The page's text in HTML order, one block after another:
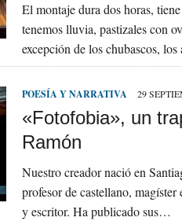
El montaje dura dos horas,
tenemos lluvia, pastizales con
excepción de los chubascos,
POESÍA Y NARRATIVA 29
«Fotofobia», un
Ramón
Nuestro creador nació en
profesor de castellano,
y escritor. Ha publicado sus…